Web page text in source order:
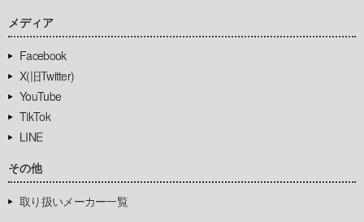
メディア
Facebook
X(旧Twitter)
YouTube
TikTok
LINE
その他
取り扱いメーカー一覧